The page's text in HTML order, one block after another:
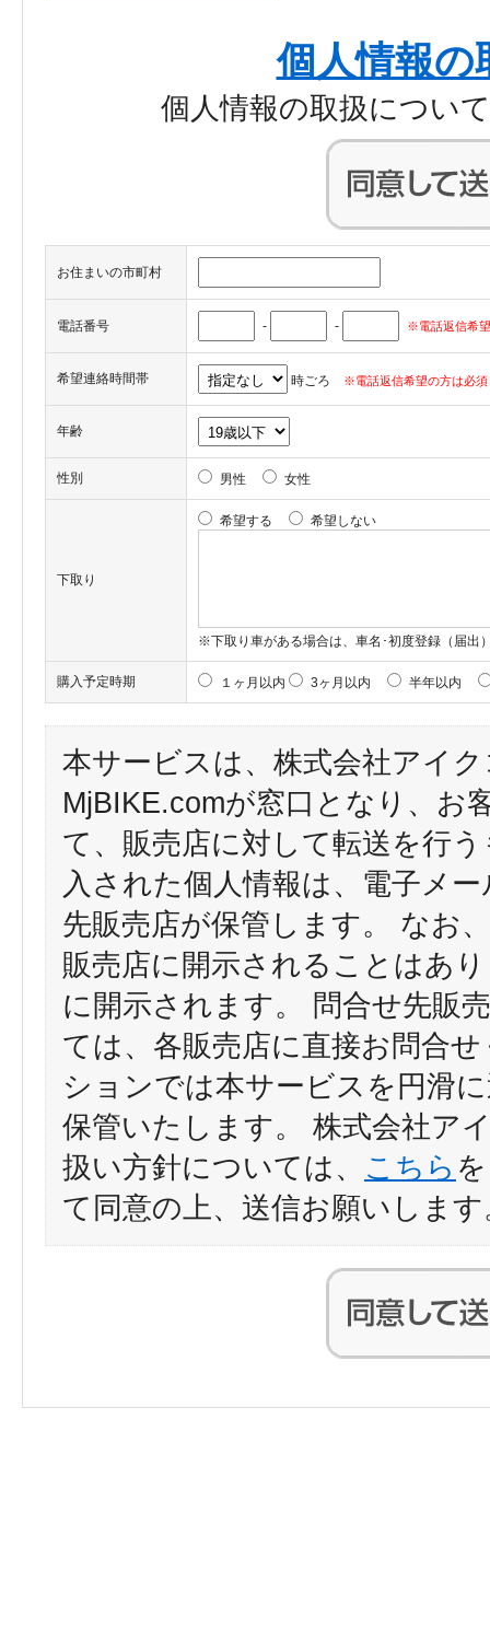
個人情報の
個人情報の取扱につい
お住まいの市町村
電話番号 - - ※電話返信希
希望連絡時間帯 時ごろ ※電話返信希望の方は必須
年齢
性別 男性 女性
下取り
希望する 希望しない
※下取り車がある場合は、車名･初度登録（届出
購入予定時期 １ヶ月以内 3ヶ月以内 半年以内
本サービスは、株式会社アイ
MjBIKE.comが窓口となり、お
て、販売店に対して転送を行
入された個人情報は、電子メ
先販売店が保管します。 なお
販売店に開示されることはあ
に開示されます。 問合せ先販
ては、各販売店に直接お問合
ションでは本サービスを円滑
保管いたします。 株式会社ア
扱い方針については、 こちら
て同意の上、送信お願いします